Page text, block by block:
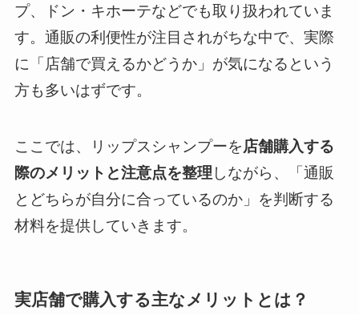
プ、ドン・キホーテなどでも取り扱われていま
す。通販の利便性が注目されがちな中で、実際
に「店舗で買えるかどうか」が気になるという
方も多いはずです。
ここでは、リップスシャンプーを店舗購入する
際のメリットと注意点を整理 しながら、「通販
とどちらが自分に合っているのか」を判断する
材料を提供していきます。
実店舗で購入する主なメリットとは？